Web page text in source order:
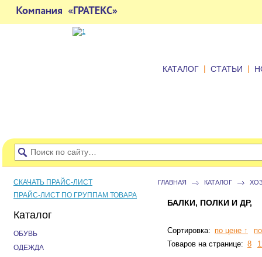
КАТАЛОГ | СТАТЬИ |
ГЛАВНАЯ КАТАЛОГ
БАЛКИ, ПОЛКИ И ДР,
Сортировка: по цене ↑
Товаров на странице: 8
СКАЧАТЬ ПРАЙС-ЛИСТ
ПРАЙС-ЛИСТ ПО ГРУППАМ ТОВАРА
Каталог
ОБУВЬ
ОДЕЖДА